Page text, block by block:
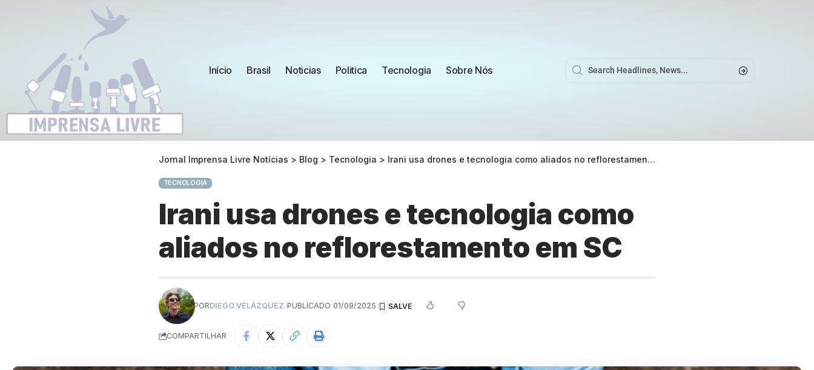
Início Brasil Noticias Politica Tecnologia Sobre Nós
Jornal Imprensa Livre Notícias > Blog > Tecnologia > Irani usa drones e tecnologia como aliados no reflorestamento em SC
TECNOLOGIA
Irani usa drones e tecnologia como
aliados no reflorestamento em SC
PORDIEGO VELÁZQUEZ PUBLICADO 01/09/2025
COMPARTILHAR